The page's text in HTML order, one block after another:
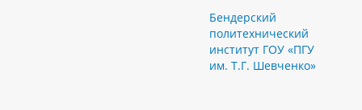
Бендерский
политехнический
институт ГОУ «ПГУ
им. Т.Г. Шевченко»